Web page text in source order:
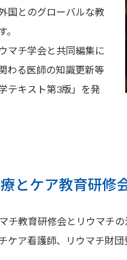
国とのグローバルな教
マチ学会と共同編集に
わる医師の知識更新等
テキスト第3版」を発
とケア教育研修
チ教育研修会とリウマチ
ケア看護師、リウマチ財